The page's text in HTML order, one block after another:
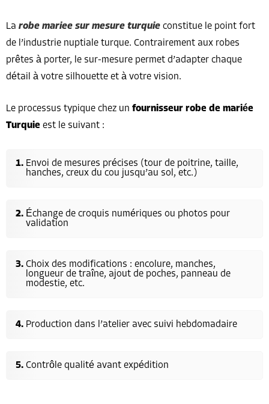
La robe mariee sur mesure turquie constitue le point fort
de l’industrie nuptiale turque. Contrairement aux robes
prêtes à porter, le sur-mesure permet d’adapter chaque
détail à votre silhouette et à votre vision.
Le processus typique chez un fournisseur robe de mariée
Turquie est le suivant :
Envoi de mesures précises (tour de poitrine, taille,
hanches, creux du cou jusqu’au sol, etc.)
Échange de croquis numériques ou photos pour
validation
Choix des modifications : encolure, manches,
longueur de traîne, ajout de poches, panneau de
modestie, etc.
Production dans l’atelier avec suivi hebdomadaire
Contrôle qualité avant expédition